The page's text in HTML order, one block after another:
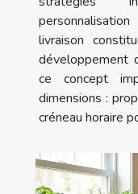
livraison
développement
ce concept
dimensions :
créneau horaire